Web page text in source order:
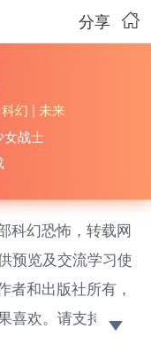
分享
科幻 | 未来
女战士
科幻恐怖，转载网
预览及交流学习使
者和出版社所有，
喜欢。请支持正